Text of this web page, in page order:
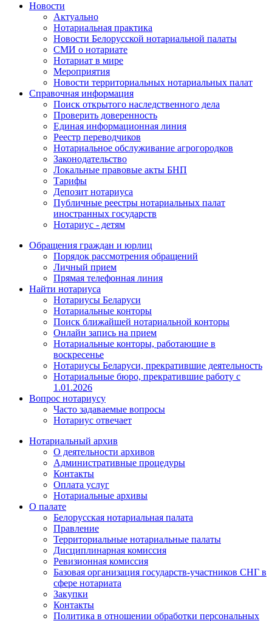
Новости
Актуально
Нотариальная практика
Новости Белорусской нотариальной палаты
СМИ о нотариате
Нотариат в мире
Мероприятия
Новости территориальных нотариальных палат
Справочная информация
Поиск открытого наследственного дела
Проверить доверенность
Единая информационная линия
Реестр переводчиков
Нотариальное обслуживание агрогородков
Законодательство
Локальные правовые акты БНП
Тарифы
Депозит нотариуса
Публичные реестры нотариальных палат
иностранных государств
Нотариус - детям
Обращения граждан и юрлиц
Порядок рассмотрения обращений
Личный прием
Прямая телефонная линия
Найти нотариуса
Нотариусы Беларуси
Нотариальные конторы
Поиск ближайшей нотариальной конторы
Онлайн запись на прием
Нотариальные конторы, работающие в
воскресенье
Нотариусы Беларуси, прекратившие деятельность
Нотариальные бюро, прекратившие работу с
1.01.2026
Вопрос нотариусу
Часто задаваемые вопросы
Нотариус отвечает
Нотариальный архив
О деятельности архивов
Административные процедуры
Контакты
Оплата услуг
Нотариальные архивы
О палате
Белорусская нотариальная палата
Правление
Территориальные нотариальные палаты
Дисциплинарная комиссия
Ревизионная комиссия
Базовая организация государств-участников СНГ в
сфере нотариата
Закупки
Контакты
Политика в отношении обработки персональных